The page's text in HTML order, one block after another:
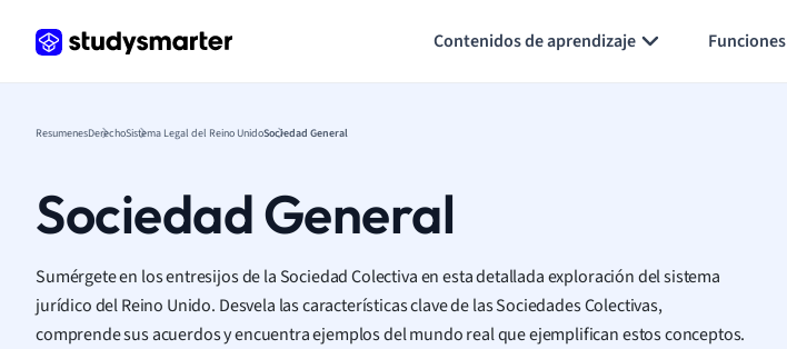
Contenidos de aprendizaje Funciones
ResumenesDerechoSistema Legal del Reino UnidoSociedad General
Sociedad General
Sumérgete en los entresijos de la Sociedad Colectiva en esta detallada exploración del sistema
jurídico del Reino Unido. Desvela las características clave de las Sociedades Colectivas,
comprende sus acuerdos y encuentra ejemplos del mundo real que ejemplifican estos conceptos.